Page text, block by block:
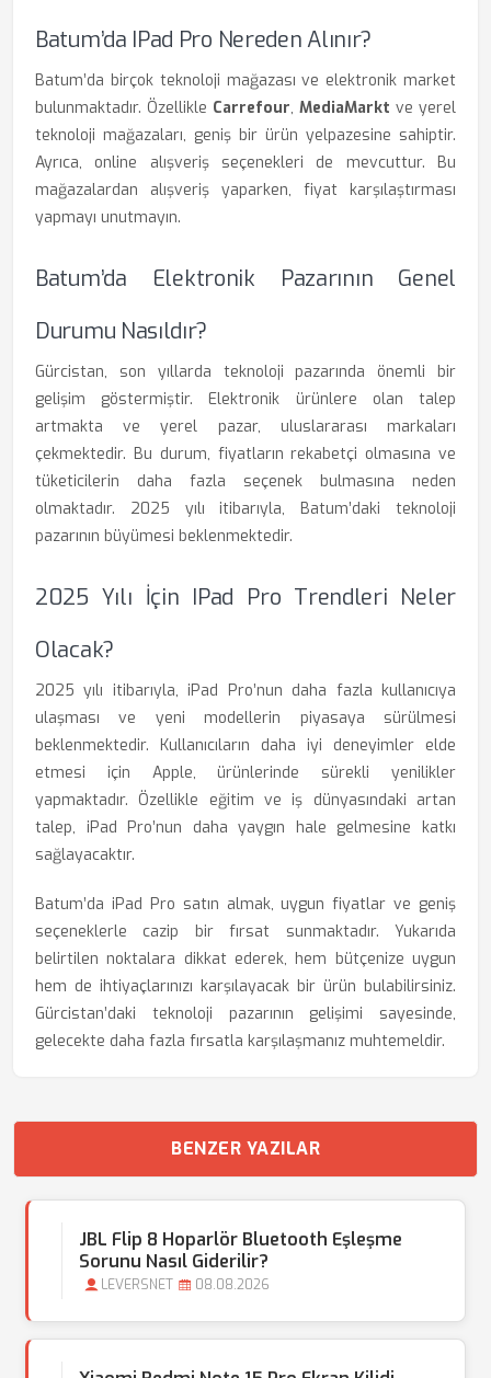
Batum’da IPad Pro Nereden Alınır?
Batum’da birçok teknoloji mağazası ve elektronik market
bulunmaktadır. Özellikle Carrefour, MediaMarkt ve yerel
teknoloji mağazaları, geniş bir ürün yelpazesine sahiptir.
Ayrıca, online alışveriş seçenekleri de mevcuttur. Bu
mağazalardan alışveriş yaparken, fiyat karşılaştırması
yapmayı unutmayın.
Batum’da Elektronik Pazarının Genel
Durumu Nasıldır?
Gürcistan, son yıllarda teknoloji pazarında önemli bir
gelişim göstermiştir. Elektronik ürünlere olan talep
artmakta ve yerel pazar, uluslararası markaları
çekmektedir. Bu durum, fiyatların rekabetçi olmasına ve
tüketicilerin daha fazla seçenek bulmasına neden
olmaktadır. 2025 yılı itibarıyla, Batum’daki teknoloji
pazarının büyümesi beklenmektedir.
2025 Yılı İçin IPad Pro Trendleri Neler
Olacak?
2025 yılı itibarıyla, iPad Pro’nun daha fazla kullanıcıya
ulaşması ve yeni modellerin piyasaya sürülmesi
beklenmektedir. Kullanıcıların daha iyi deneyimler elde
etmesi için Apple, ürünlerinde sürekli yenilikler
yapmaktadır. Özellikle eğitim ve iş dünyasındaki artan
talep, iPad Pro’nun daha yaygın hale gelmesine katkı
sağlayacaktır.
Batum’da iPad Pro satın almak, uygun fiyatlar ve geniş
seçeneklerle cazip bir fırsat sunmaktadır. Yukarıda
belirtilen noktalara dikkat ederek, hem bütçenize uygun
hem de ihtiyaçlarınızı karşılayacak bir ürün bulabilirsiniz.
Gürcistan’daki teknoloji pazarının gelişimi sayesinde,
gelecekte daha fazla fırsatla karşılaşmanız muhtemeldir.
BENZER YAZILAR
JBL Flip 8 Hoparlör Bluetooth Eşleşme
Sorunu Nasıl Giderilir?
LEVERSNET 08.08.2026